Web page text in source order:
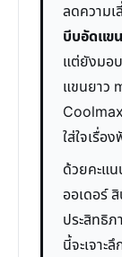
ลดความ
บีบอัดแข
แต่ยังมอ
แขนยาว
ใส่ใจเรื่อ
ด้วยคะแ
ออเดอร์
ประสิทธิ
นี้จะเจา